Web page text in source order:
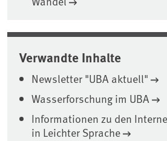
Verwandte Inhalte
Newsletter "UBA aktuell"
Wasserforschung im UBA
Informationen zu den
in Leichter Sprache